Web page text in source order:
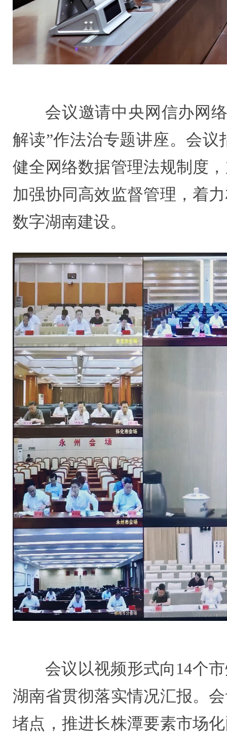
会议邀请中央网信办网
解读”作法治专题讲座。会
健全网络数据管理法规制度
加强协同高效监督管理，着
数字湖南建设。
会议以视频形式向14个
湖南省贯彻落实情况汇报。
堵点，推进长株潭要素市场